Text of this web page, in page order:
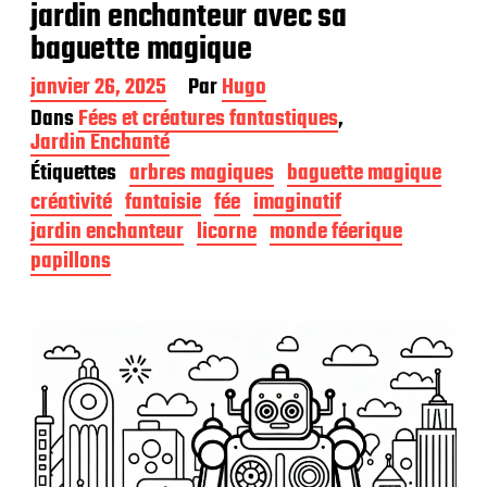
jardin enchanteur avec sa
baguette magique
D
a
t
e
d
e
p
u
b
l
o
n
janvier 26, 2025 ParHugo
DansFées et créatures fantastiques,
Jardin Enchanté
Étiquettes arbres magiques baguette magique
créativité fantaisie fée imaginatif
jardin enchanteur licorne monde féerique
papillons